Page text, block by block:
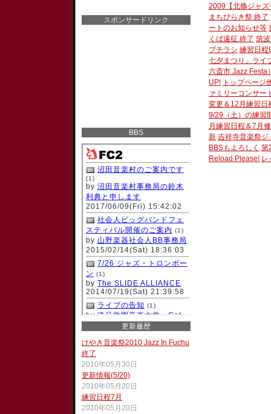
2009【北條ジャ
まちびらき祭 終了
ートのお知らせ等
くば遠征 終了 筑
ブチラシ 練習日程
七夕まつり」ライ
六斎市 Jazz Festa
UP! トップページ
ァミリーコンサー
変更＆12月練習日
9/29（土）の練習
月練習日程＆7月
新 吉祥寺音楽祭ジ
BBSもよろしく 第
Reload Please! レ
スポンサードリンク
BBS
更新履歴
けやき音楽祭2010 Jazz In Fuchu
終了
2010年05月30日
更新情報(5/20)
2010年05月20日
練習日程7月
2010年05月20日